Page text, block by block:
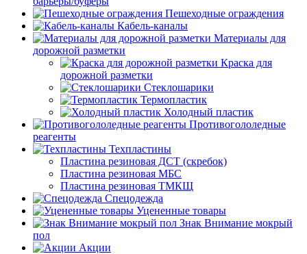
Пешеходные ограждения
Кабель-каналы
Материалы для
дорожной разметки
Краска для
дорожной разметки
Стеклошарики
Термопластик
Холодный пластик
Противогололедные
реагенты
Техпластины
Пластина резиновая ДСТ (скребок)
Пластина резиновая МБС
Пластина резиновая ТМКЩ
Спецодежда
Уцененные товары
Знак Внимание мокрый
пол
Акции